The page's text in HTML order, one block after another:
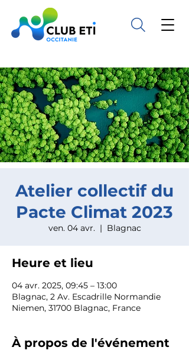
Atelier collectif du
Pacte Climat 2023
ven. 04 avr.
  |
Blagnac
Heure et lieu
04 avr. 2025, 09:45 – 13:00
Blagnac, 2 Av. Escadrille Normandie
Niemen, 31700 Blagnac, France
À propos de l'événement